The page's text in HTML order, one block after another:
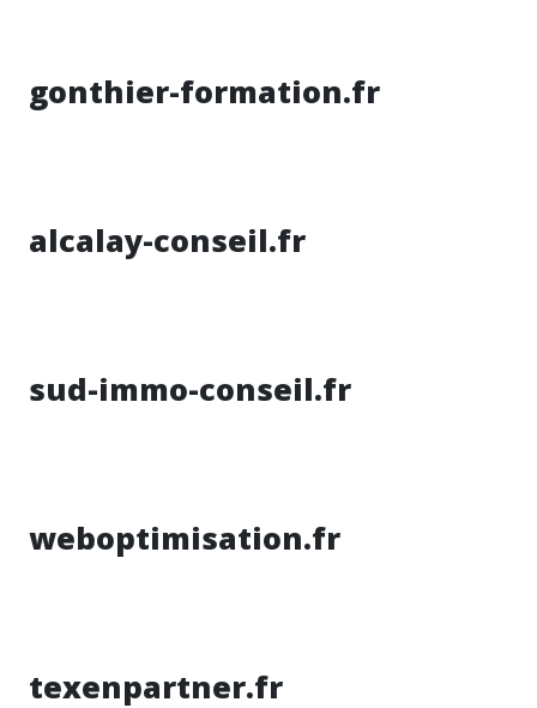
gonthier-formation.fr
alcalay-conseil.fr
sud-immo-conseil.fr
weboptimisation.fr
texenpartner.fr